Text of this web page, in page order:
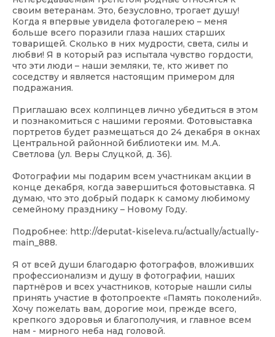
своим ветеранам. Это, безусловно, трогает душу!
Когда я впервые увидела фотогалерею – меня
больше всего поразили глаза наших старших
товарищей. Сколько в них мудрости, света, силы и
любви! Я в который раз испытала чувство гордости,
что эти люди – наши земляки, те, кто живет по
соседству и является настоящим примером для
подражания.
Приглашаю всех колпинцев лично убедиться в этом
и познакомиться с нашими героями. Фотовыставка
портретов будет размещаться до 24 декабря в окнах
Центральной районной библиотеки им. М.А.
Светлова (ул. Веры Слуцкой, д. 36).
Фотографии мы подарим всем участникам акции в
конце декабря, когда завершиться фотовыставка. Я
думаю, что это добрый подарк к самому любимому
семейному празднику – Новому Году.
Подробнее: http://deputat-kiseleva.ru/actually/actually-
main_888.
Я от всей души благодарю фотографов, вложивших
профессионализм и душу в фотографии, наших
партнёров и всех участников, которые нашли силы
принять участие в фотопроекте «Память поколений».
Хочу пожелать вам, дорогие мои, прежде всего,
крепкого здоровья и благополучия, и главное всем
нам - мирного неба над головой.